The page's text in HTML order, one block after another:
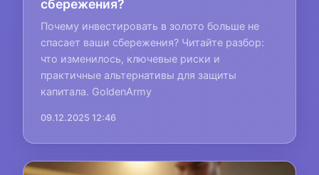
сбережения?
Почему инвестировать в золото больше не
спасает ваши сбережения? Читайте разбор:
что изменилось, ключевые риски и
практичные альтернативы для защиты
капитала. GoldenArmy
09.12.2025 12:46